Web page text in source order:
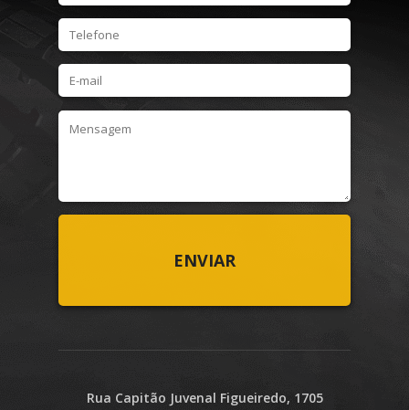
Rua Capitão Juvenal Figueiredo, 1705